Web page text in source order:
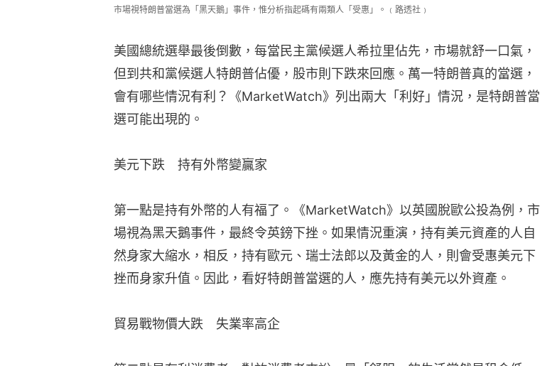
市場視特朗普當選為「黑天鵝」事件，惟分析指起碼有兩類人「受惠」。﹙路透社﹚
美國總統選舉最後倒數，每當民主黨候選人希拉里佔先，市場就舒一口氣，
但到共和黨候選人特朗普佔優，股市則下跌來回應。萬一特朗普真的當選，
會有哪些情況有利？《MarketWatch》列出兩大「利好」情況，是特朗普當
選可能出現的。
美元下跌　持有外幣變贏家
第一點是持有外幣的人有福了。《MarketWatch》以英國脫歐公投為例，市
場視為黑天鵝事件，最終令英鎊下挫。如果情況重演，持有美元資產的人自
然身家大縮水，相反，持有歐元、瑞士法郎以及黃金的人，則會受惠美元下
挫而身家升值。因此，看好特朗普當選的人，應先持有美元以外資產。
貿易戰物價大跌　失業率高企